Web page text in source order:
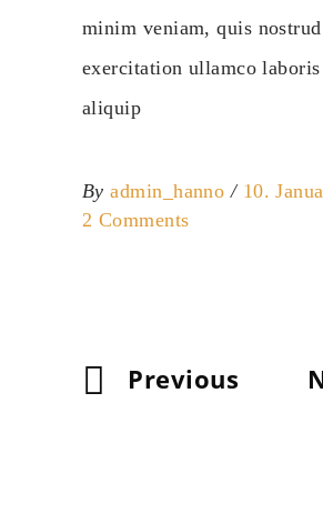
minim veniam, quis nostrud
exercitation ullamco
aliquip
Byadmin_hanno
10.
2 Comments
Previous